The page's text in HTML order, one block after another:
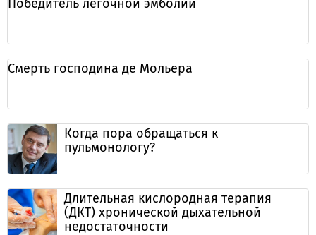
Победитель лёгочной эмболии
Смерть господина де Мольера
Когда пора обращаться к
пульмонологу?
Длительная кислородная терапия
(ДКТ) хронической дыхательной
недостаточности